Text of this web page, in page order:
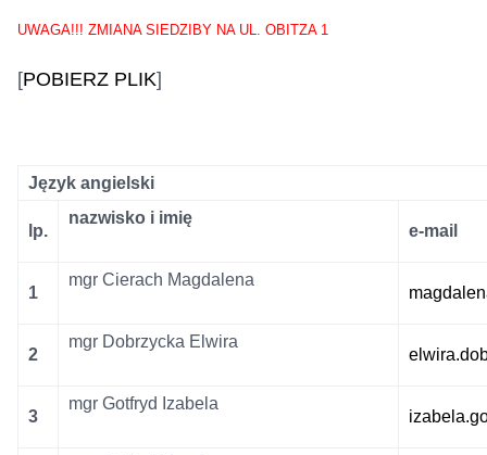
UWAGA!!! ZMIANA SIEDZIBY NA UL. OBITZA 1
[POBIERZ PLIK]
Język angielski
lp.
nazwisko i imię
e-mail
1
mgr Cierach Magdalena
2
mgr Dobrzycka Elwira
3
mgr Gotfryd Izabela